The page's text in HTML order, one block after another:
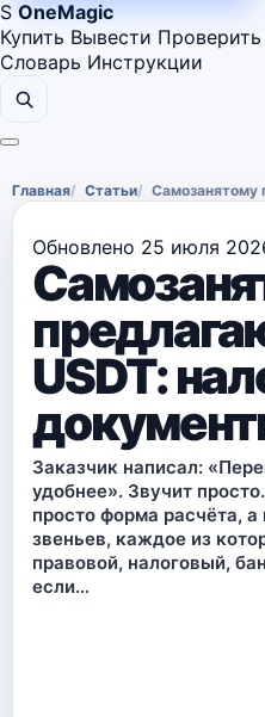
S OneMagic
Купить Вывести
Словарь Инструкции
Главная Статьи
Обновлено 25 июля
USDT:
Заказчик написал:
удобнее». Звучит
просто форма расчёта,
звеньев, каждое из
правовой, налоговый,
если…